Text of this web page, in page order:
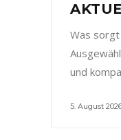
Was sorgt
und
5. August